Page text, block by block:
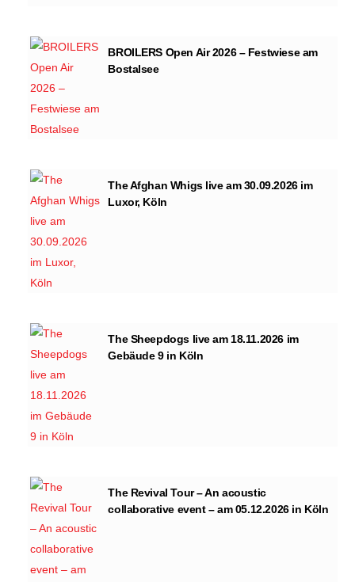
BROILERS Open Air 2026 – Festwiese am
Bostalsee
The Afghan Whigs live am 30.09.2026 im
Luxor, Köln
The Sheepdogs live am 18.11.2026 im
Gebäude 9 in Köln
The Revival Tour – An acoustic
collaborative event – am 05.12.2026 in Köln